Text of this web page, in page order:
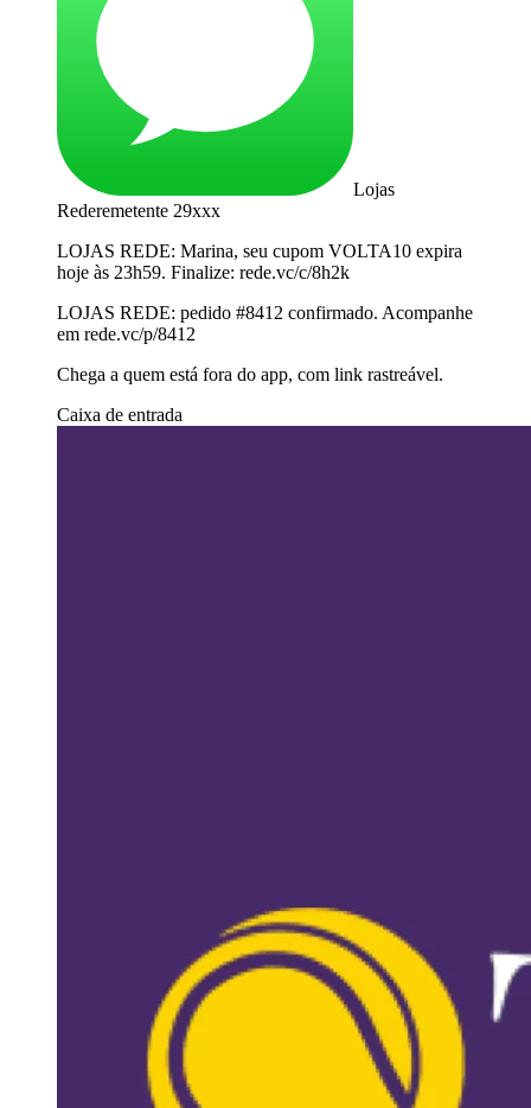
Lojas
Rederemetente 29xxx
LOJAS REDE: Marina, seu cupom VOLTA10 expira
hoje às 23h59. Finalize: rede.vc/c/8h2k
LOJAS REDE: pedido #8412 confirmado. Acompanhe
em rede.vc/p/8412
Chega a quem está fora do app, com link rastreável.
Caixa de entrada